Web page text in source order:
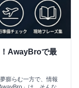
AwayBroで最
膨らむ一方で、情報